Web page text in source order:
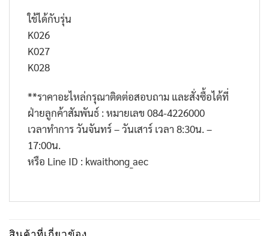
ใช้ได้กับรุ่น
K026
K027
K028
**ราคาอะไหล่กรุณาติดต่อสอบถาม และสั่งซื้อได้ที่
ฝ่ายลูกค้าสัมพันธ์ : หมายเลข 084-4226000
เวลาทำการ วันจันทร์ – วันเสาร์ เวลา 8:30น. –
17:00น.
หรือ Line ID : kwaithong_aec